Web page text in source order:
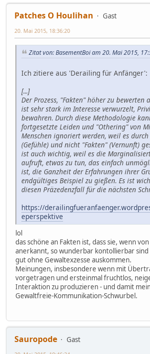
Patches O Houlihan
Gast
20. Mai 2015, 18:36:20
Zitat von: BasementBoi am 20. Mai 2015,
Ich zitiere aus 'Derailing für Anfänger':
[...]
Der Prozess, "Fakten" höher zu bewerten
ist sehr stark im Interesse verwurzelt,
bewahren. Durch diese Methodologie
fortgesetzte Leiden und "Othering" von
Menschen ignoriert werden, weil es
(Gefühle) und nicht "Fakten" (Vernunft)
ist auch wichtig, weil es die
aufruft, etwas zu tun, das einfach
ist, die Ganzheit der Erfahrungen ihrer
endgültiges Beispiel zu gießen. Es ist
diesen Präzedenzfall für die nächsten
https://
eperspektive
lol
das schöne an Fakten ist, dass sie, wenn
anerkannt, so wunderbar kontollierbar sind
gut ohne Gewaltexzesse auskommen.
Meinungen, insbesondere wenn mit
vorgetragen und ersteinmal fruchtlos,
Interaktion zu produzieren - und damit
Gewaltfreie-Kommunikation-Schwurbel.
Sauropode
Gast